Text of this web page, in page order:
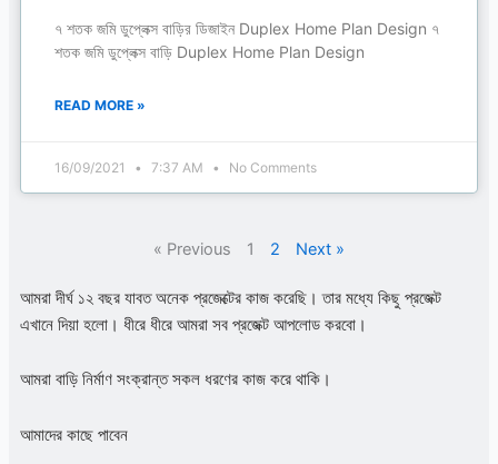
৭ শতক জমি ডুপ্লেক্স বাড়ির ডিজাইন Duplex Home Plan Design ৭
শতক জমি ডুপ্লেক্স বাড়ি Duplex Home Plan Design
READ MORE »
16/09/2021 7:37 AM No Comments
« Previous 1 2 Next »
আমরা দীর্ঘ ১২ বছর যাবত অনেক প্রজেক্টের কাজ করেছি। তার মধ্যে কিছু প্রজেক্ট
এখানে দিয়া হলো। ধীরে ধীরে আমরা সব প্রজেক্ট আপলোড করবো।
আমরা বাড়ি নির্মাণ সংক্রান্ত সকল ধরণের কাজ করে থাকি।
আমাদের কাছে পাবেন